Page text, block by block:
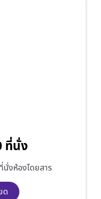
ที่นั่ง
นั่งห้องโดยสาร
ด